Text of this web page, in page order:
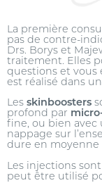
La première
pas de contre-
Drs. Borys et
traitement. Elles
questions et vous
est réalisé dans
Les skinboosters
profond par
fine, ou bien avec
nappage sur
dure en
Les injections sont
peut être utilisé